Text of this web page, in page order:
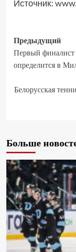
Источник:
Предыдущий
Первый
определится в
Белорусская
Больше